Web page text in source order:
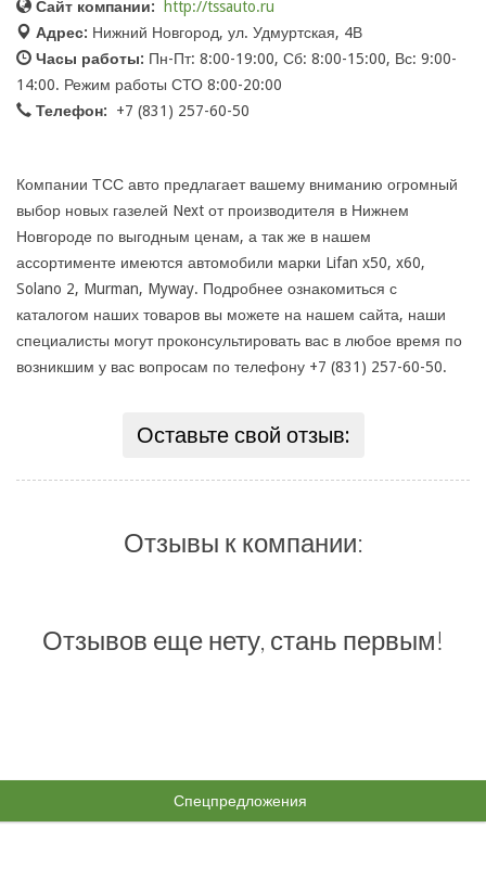
Сайт компании:
http://tssauto.ru
Адрес: Нижний Новгород, ул. Удмуртская, 4В
Часы работы: Пн-Пт: 8:00-19:00, Сб: 8:00-15:00, Вс: 9:00-
14:00. Режим работы СТО 8:00-20:00
Телефон:
+7 (831) 257-60-50
Компании ТСС авто предлагает вашему вниманию огромный
выбор новых газелей Next от производителя в Нижнем
Новгороде по выгодным ценам, а так же в нашем
ассортименте имеются автомобили марки Lifan x50, x60,
Solano 2, Murman, Myway. Подробнее ознакомиться с
каталогом наших товаров вы можете на нашем сайта, наши
специалисты могут проконсультировать вас в любое время по
возникшим у вас вопросам по телефону +7 (831) 257-60-50.
Оставьте свой отзыв:
Отзывы к компании:
Отзывов еще нету, стань первым!
Спецпредложения